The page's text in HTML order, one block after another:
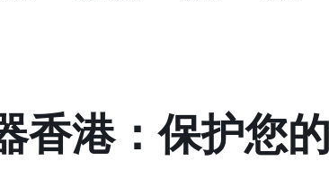
香港：保护您